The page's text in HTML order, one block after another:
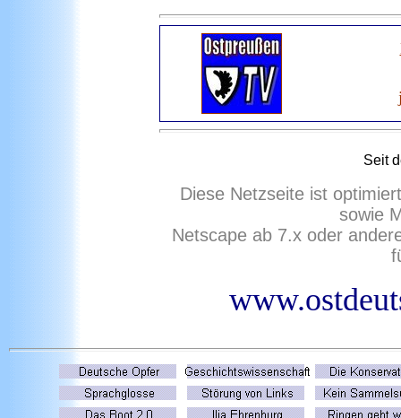
Seit
Diese Netzseite ist
sowie
Netscape ab 7.x oder